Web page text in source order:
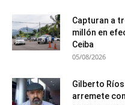
Capturan a
millón en
Ceiba
05/08/2026
Gilberto
arremete